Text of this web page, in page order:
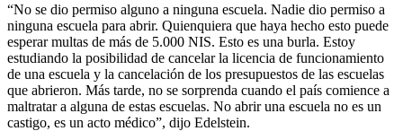
“No se dio permiso alguno a ninguna escuela. Nadie dio permiso a
ninguna escuela para abrir. Quienquiera que haya hecho esto puede
esperar multas de más de 5.000 NIS. Esto es una burla. Estoy
estudiando la posibilidad de cancelar la licencia de funcionamiento
de una escuela y la cancelación de los presupuestos de las escuelas
que abrieron. Más tarde, no se sorprenda cuando el país comience a
maltratar a alguna de estas escuelas. No abrir una escuela no es un
castigo, es un acto médico”, dijo Edelstein.